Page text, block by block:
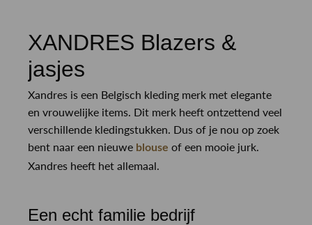
XANDRES Blazers &
jasjes
Xandres is een Belgisch kleding merk met elegante
en vrouwelijke items. Dit merk heeft ontzettend veel
verschillende kledingstukken. Dus of je nou op zoek
bent naar een nieuwe blouse of een mooie jurk.
Xandres heeft het allemaal.
Een echt familie bedrijf